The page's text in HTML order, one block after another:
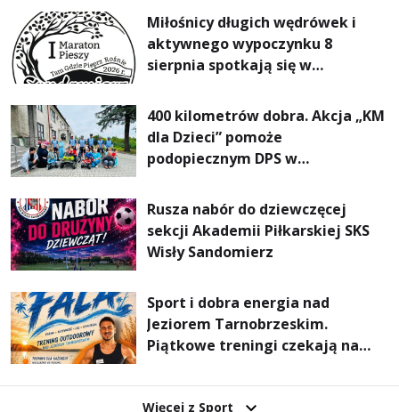
Miłośnicy długich wędrówek i
aktywnego wypoczynku 8
sierpnia spotkają się w
Pieszym „Tam Gdzie Pieprz
Rośnie”
400 kilometrów dobra. Akcja „KM
dla Dzieci” pomoże
podopiecznym DPS w
Rusza nabór do dziewczęcej
sekcji Akademii Piłkarskiej SKS
Wisły Sandomierz
Sport i dobra energia nad
Jeziorem Tarnobrzeskim.
Piątkowe treningi czekają na
Więcej z Sport